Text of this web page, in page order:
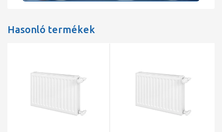
Hasonló termékek